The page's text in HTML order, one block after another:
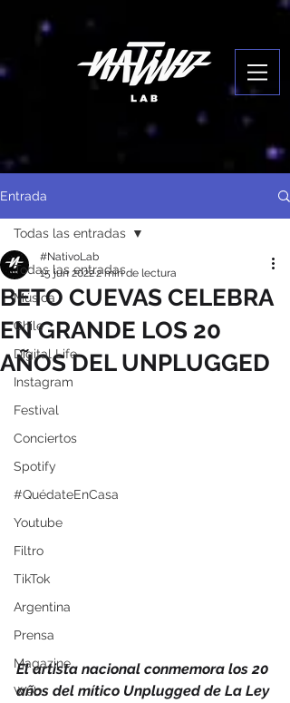
Entrada
Todas las entradas
Música
Chile
Digital Life
Instagram
Festival
Conciertos
Spotify
#QuédateEnCasa
Youtube
Filtro
TikTok
Argentina
Prensa
Magazine
Web
Todas las entradas
BETO CUEVAS CELEBRA
EN GRANDE LOS 20
AÑOS DEL UNPLUGGED
#NativoLab
15 jun 20222 min de lectura
El artista nacional conmemora los 20
años del mítico Unplugged de La Ley